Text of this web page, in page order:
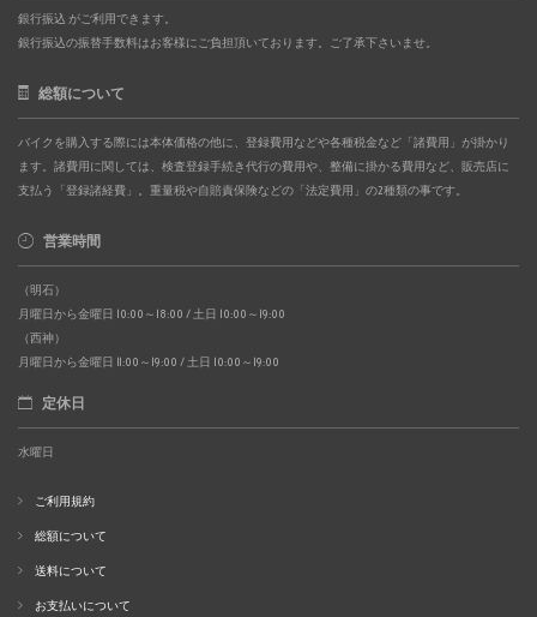
銀行振込 がご利用できます。
銀行振込の振替手数料はお客様にご負担頂いております。ご了承下さいませ。
総額について
バイクを購入する際には本体価格の他に、登録費用などや各種税金など「諸費用」が掛かり
ます。諸費用に関しては、検査登録手続き代行の費用や、整備に掛かる費用など、販売店に
支払う「登録諸経費」。重量税や自賠責保険などの「法定費用」の2種類の事です。
営業時間
（明石）
月曜日から金曜日 10:00～18:00 / 土日 10:00～19:00
（西神）
月曜日から金曜日 11:00～19:00 / 土日 10:00～19:00
定休日
水曜日
ご利用規約
総額について
送料について
お支払いについて